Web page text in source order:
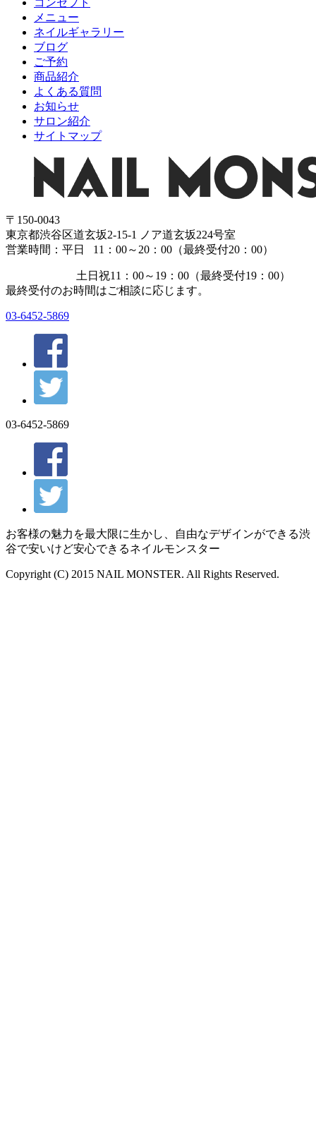
コンセプト
メニュー
ネイルギャラリー
ブログ
ご予約
商品紹介
よくある質問
お知らせ
サロン紹介
サイトマップ
〒150-0043
東京都渋谷区道玄坂2-15-1 ノア道玄坂224号室
営業時間：平日 11：00～20：00（最終受付20：00）
土日祝11：00～19：00（最終受付19：00）
最終受付のお時間はご相談に応じます。
03-6452-5869
03-6452-5869
お客様の魅力を最大限に生かし、自由なデザインができる渋
谷で安いけど安心できるネイルモンスター
Copyright (C) 2015 NAIL MONSTER. All Rights Reserved.